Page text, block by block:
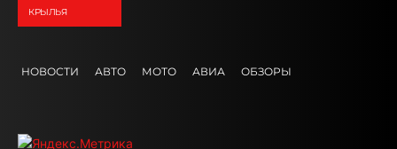
КРЫЛЬЯ
НОВОСТИ АВТО МОТО АВИА ОБЗОРЫ